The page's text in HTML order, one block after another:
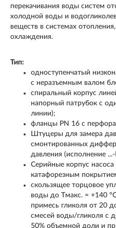
перекачивания воды систем
холодной воды и
веществ в системах
охлаждения.
Тип:
одноступенчатый
с неразъемным валом
спиральный корпус
напорный патрубок с
линии);
фланцы PN 16 с
Штуцеры для замера
смонтированных
давления (исполнение
Серийные корпус
катафорезным
скользящее торцовое
воды до Tмакс. = +140
примесь гликоля от 20
смесей воды/гликоля с
50% объемной доли и